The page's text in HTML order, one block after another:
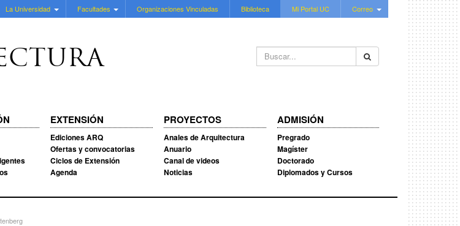
La Universidad Facultades Organizaciones Vinculadas Biblioteca Mi Portal UC Correo
Buscar...
EXTENSIÓN
Ediciones ARQ
Ofertas y convocatorias
Ciclos de Extensión
Agenda
PROYECTOS
Anales de Arquitectura
Anuario
Canal de videos
Noticias
ADMISIÓN
Pregrado
Magíster
Doctorado
Diplomados y Cursos